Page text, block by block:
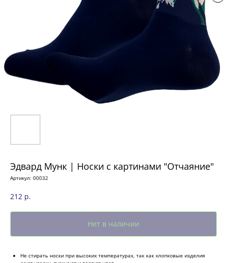
Эдвард Мунк | Носки с картинами "Отчаяние"
Артикул: 00032
212 р.
Нет в наличии
Не стирать носки при высоких температурах, так как хлопковые изделия